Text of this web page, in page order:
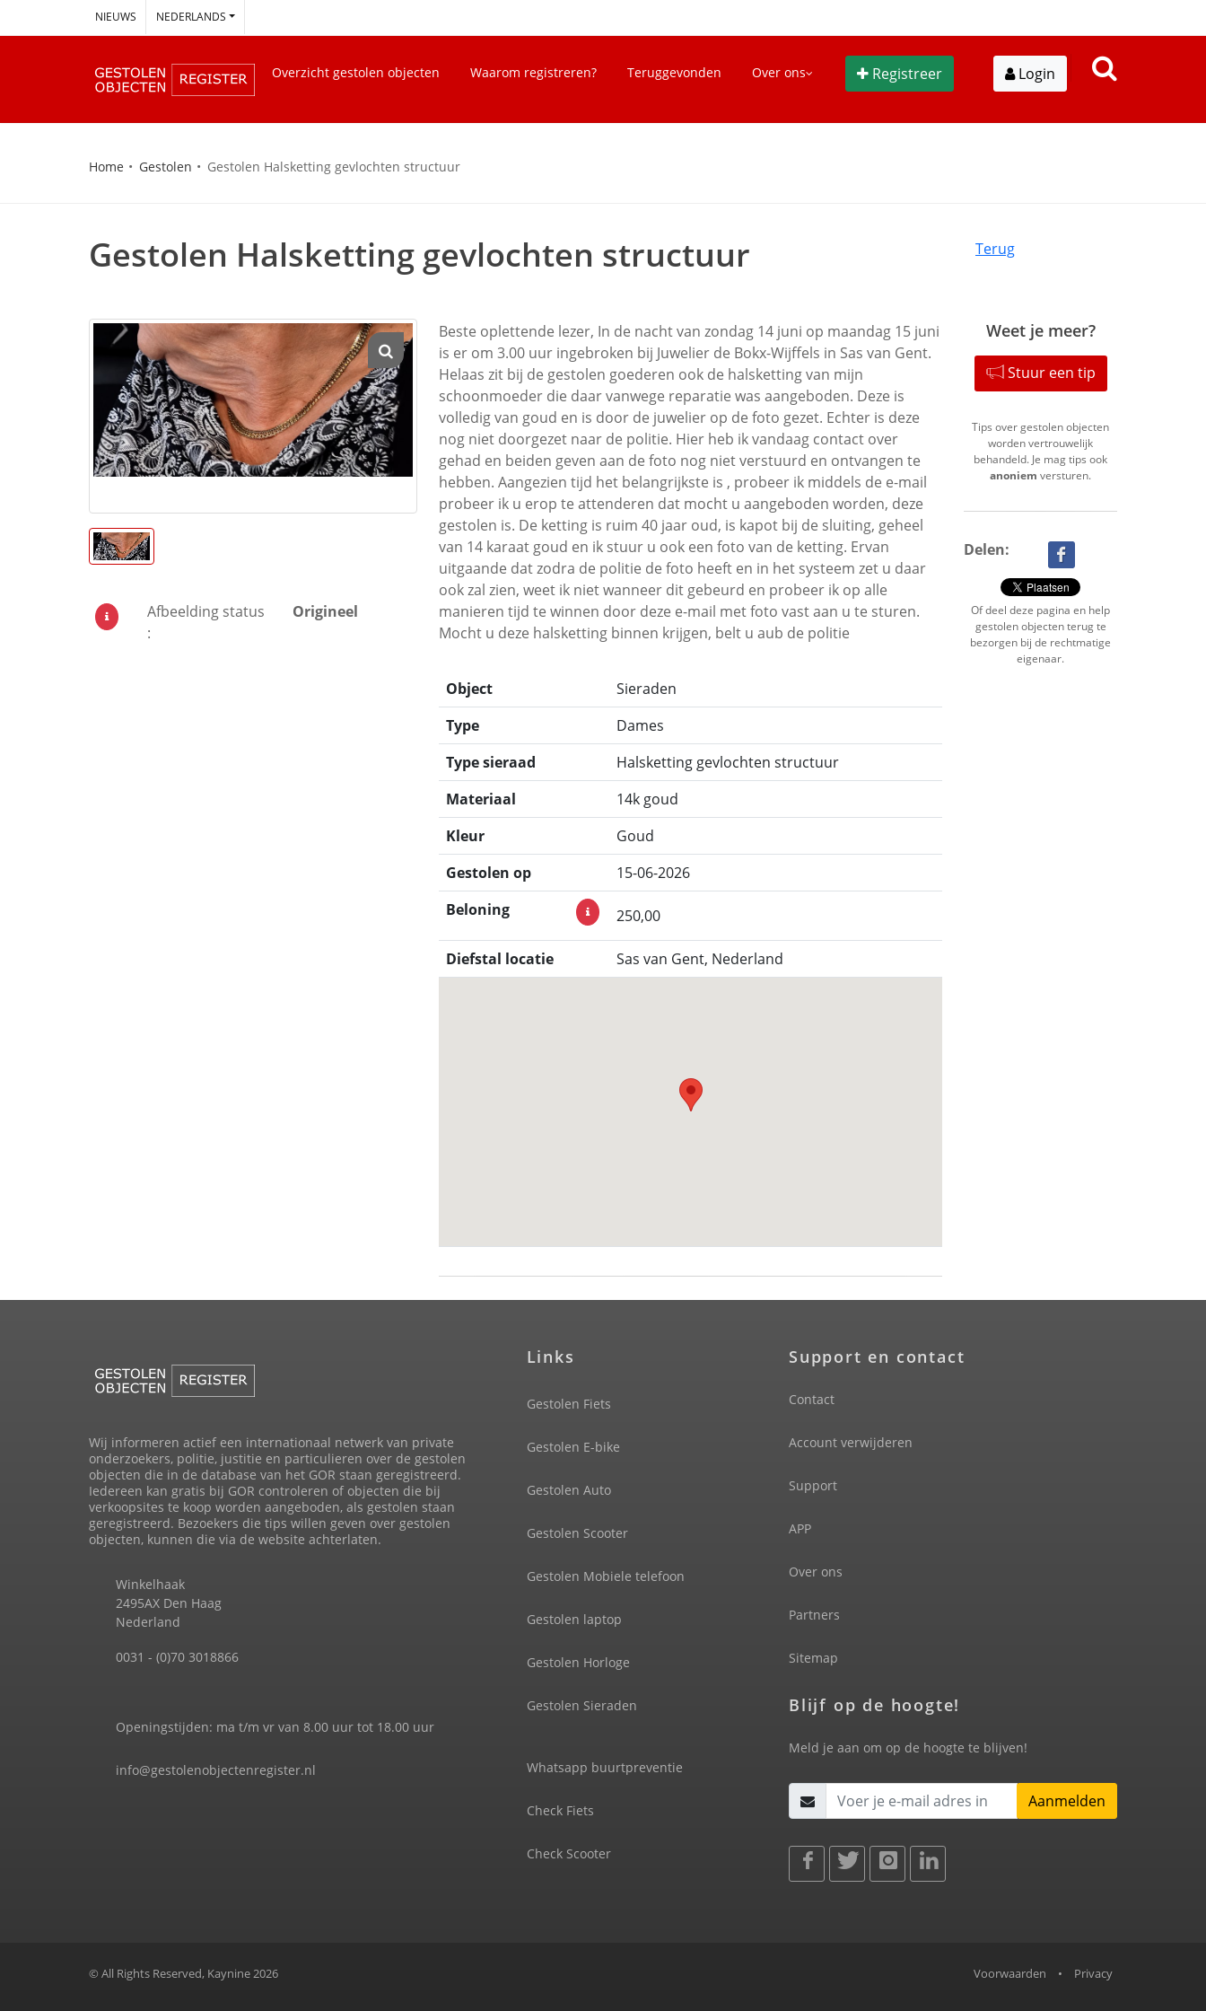
NIEUWS NEDERLANDS
Overzicht gestolen objecten Waarom registreren? Teruggevonden Over ons Registreer Login
Home Gestolen Gestolen Halsketting gevlochten structuur
Gestolen Halsketting gevlochten structuur Terug
Afbeelding status
:
Origineel
Beste oplettende lezer, In de nacht van zondag 14 juni op maandag 15 juni
is er om 3.00 uur ingebroken bij Juwelier de Bokx-Wijffels in Sas van Gent.
Helaas zit bij de gestolen goederen ook de halsketting van mijn
schoonmoeder die daar vanwege reparatie was aangeboden. Deze is
volledig van goud en is door de juwelier op de foto gezet. Echter is deze
nog niet doorgezet naar de politie. Hier heb ik vandaag contact over
gehad en beiden geven aan de foto nog niet verstuurd en ontvangen te
hebben. Aangezien tijd het belangrijkste is , probeer ik middels de e-mail
probeer ik u erop te attenderen dat mocht u aangeboden worden, deze
gestolen is. De ketting is ruim 40 jaar oud, is kapot bij de sluiting, geheel
van 14 karaat goud en ik stuur u ook een foto van de ketting. Ervan
uitgaande dat zodra de politie de foto heeft en in het systeem zet u daar
ook zal zien, weet ik niet wanneer dit gebeurd en probeer ik op alle
manieren tijd te winnen door deze e-mail met foto vast aan u te sturen.
Mocht u deze halsketting binnen krijgen, belt u aub de politie
Object
Sieraden
Type
Dames
Type sieraad
Halsketting gevlochten structuur
Materiaal
14k goud
Kleur
Goud
Gestolen op
15-06-2026
Beloning
250,00
Diefstal locatie Sas van Gent, Nederland
Weet je meer?
Stuur een tip
Tips over gestolen objecten
worden vertrouwelijk
behandeld. Je mag tips ook
anoniem versturen.
Delen:
Of deel deze pagina en help
gestolen objecten terug te
bezorgen bij de rechtmatige
eigenaar.
Wij informeren actief een internationaal netwerk van private
onderzoekers, politie, justitie en particulieren over de gestolen
objecten die in de database van het GOR staan geregistreerd.
Iedereen kan gratis bij GOR controleren of objecten die bij
verkoopsites te koop worden aangeboden, als gestolen staan
geregistreerd. Bezoekers die tips willen geven over gestolen
objecten, kunnen die via de website achterlaten.
Winkelhaak
2495AX Den Haag
Nederland
0031 - (0)70 3018866
Openingstijden: ma t/m vr van 8.00 uur tot 18.00 uur
info@gestolenobjectenregister.nl
Links
Gestolen Fiets
Gestolen E-bike
Gestolen Auto
Gestolen Scooter
Gestolen Mobiele telefoon
Gestolen laptop
Gestolen Horloge
Gestolen Sieraden
Whatsapp buurtpreventie
Check Fiets
Check Scooter
Support en contact
Contact
Account verwijderen
Support
APP
Over ons
Partners
Sitemap
Blijf op de hoogte!
Meld je aan om op de hoogte te blijven!
Aanmelden
Voorwaarden • Privacy
© All Rights Reserved, Kaynine 2026